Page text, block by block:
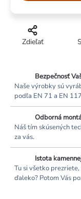
Zdieľať
Bezpečnosť
Naše výrobky sú
podľa EN 71 a EN
Odborná
Náš tím skúsených
za vás.
Istota
Tu si všetko
ďaleko? Potom Vás